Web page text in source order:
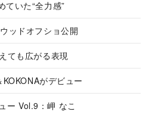
ていた“全力感”
ッドオフショ公開
ても広がる表現
KOKONAがデビュー
ー Vol.9：岬 なこ